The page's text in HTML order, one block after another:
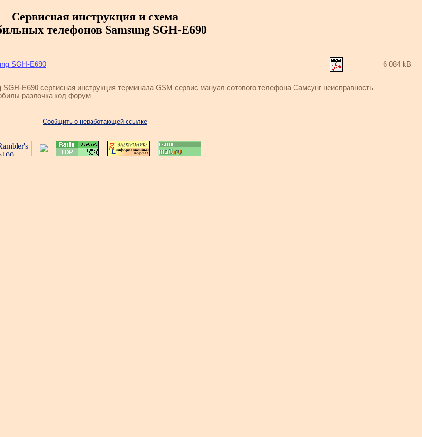
Сервисная инструкция и схема
телефонов Samsung SGH-E690
SGH-E690 6 084 kB
E690 сервисная инструкция терминала GSM сервис мануал сотового телефона Самсунг неисправность
разлочка код форум
Сообщить о неработающей ссылке